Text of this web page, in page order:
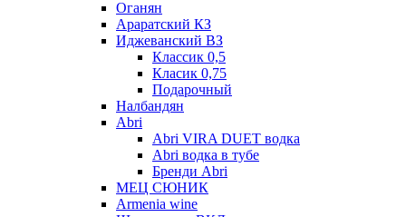
Оганян
Араратский КЗ
Иджеванский ВЗ
Классик 0,5
Класик 0,75
Подарочный
Налбандян
Abri
Abri VIRA DUET водка
Abri водка в тубе
Бренди Abri
МЕЦ СЮНИК
Armenia wine